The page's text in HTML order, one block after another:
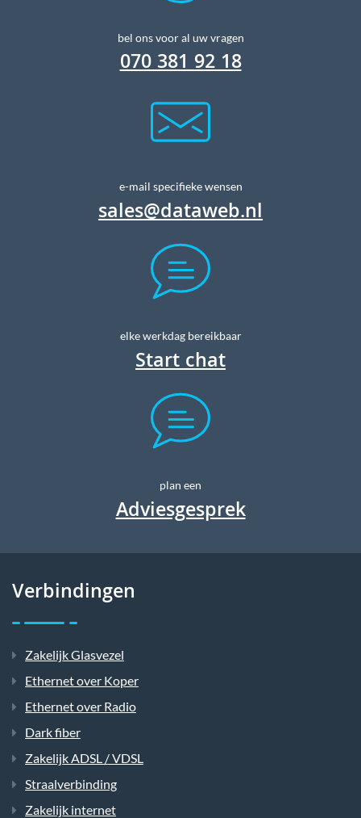
bel ons voor al uw vragen
070 381 92 18
e-mail specifieke wensen
sales@dataweb.nl
elke werkdag bereikbaar
Start chat
plan een
Adviesgesprek
Verbindingen
Zakelijk Glasvezel
Ethernet over Koper
Ethernet over Radio
Dark fiber
Zakelijk ADSL / VDSL
Straalverbinding
Zakelijk internet